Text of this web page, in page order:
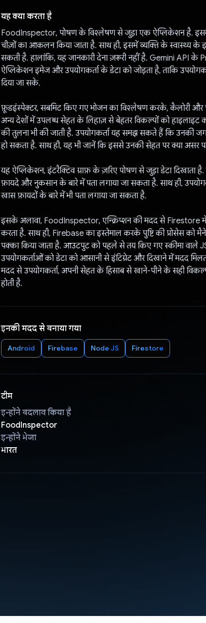
यह क्या करता है
FoodInspector, पोषण के विश्लेषण से जुड़ा एक ऐप्लिकेशन है.
चीज़ों का आकलन किया जाता है. साथ ही, इसमें व्यक्ति के स्वास्थ्य के
सकती है. हालांकि, यह जानकारी देना ज़रूरी नहीं है. Gemini API के
ऐप्लिकेशन इमेज और उपयोगकर्ता के डेटा को जोड़ता है, ताकि
दिया जा सके.
फ़ूडइंस्पेक्टर, सबमिट किए गए भोजन का विश्लेषण करके, कैलोरी और
अन्य देशों में उपलब्ध सेहत के लिहाज़ से बेहतर विकल्पों को हाइलाइट
की तुलना भी की जाती है. उपयोगकर्ता यह समझ सकते हैं कि उनकी
हो सकता है. साथ ही, यह भी जानें कि इससे उनकी सेहत पर क्या असर
यह ऐप्लिकेशन, इंटरैक्टिव ग्राफ़ के ज़रिए पोषण से जुड़ा डेटा दिखाता
फ़ायदे और नुकसान के बारे में पता लगाया जा सकता है. साथ ही,
खास फ़ायदों के बारे में भी पता लगाया जा सकता है.
इसके अलावा, FoodInspector, एन्क्रिप्शन की मदद से Firestore में
करता है. साथ ही, Firebase का इस्तेमाल करके पुष्टि की प्रोसेस को
पक्का किया जाता है. आउटपुट को पहले से तय किए गए स्कीमा वाले
उपयोगकर्ताओं को डेटा को आसानी से इंटिग्रेट और दिखाने में मदद
मदद से उपयोगकर्ता, अपनी सेहत के हिसाब से खाने-पीने के सही
होती है.
इनकी मदद से बनाया गया
Android Firebase Node JS Firestore
टीम
इन्होंने बदलाव किया है
FoodInspector
इन्होंने भेजा
भारत